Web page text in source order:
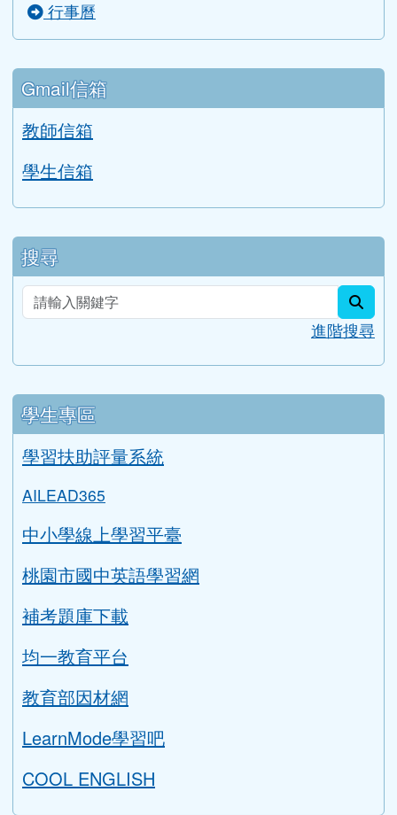
行事曆
Gmail信箱
教師信箱
學生信箱
搜尋
進階搜尋
學生專區
學習扶助評量系統
AILEAD365
中小學線上學習平臺
桃園市國中英語學習網
補考題庫下載
均一教育平台
教育部因材網
LearnMode學習吧
COOL ENGLISH